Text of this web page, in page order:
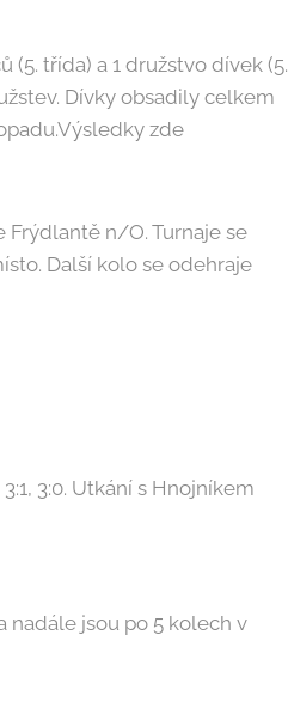
třída) a 1 družstvo dívek (5.
Dívky obsadily celkem
zde
n/O. Turnaje se
Další kolo se odehraje
3:0. Utkání s Hnojníkem
nadále jsou po 5 kolech v